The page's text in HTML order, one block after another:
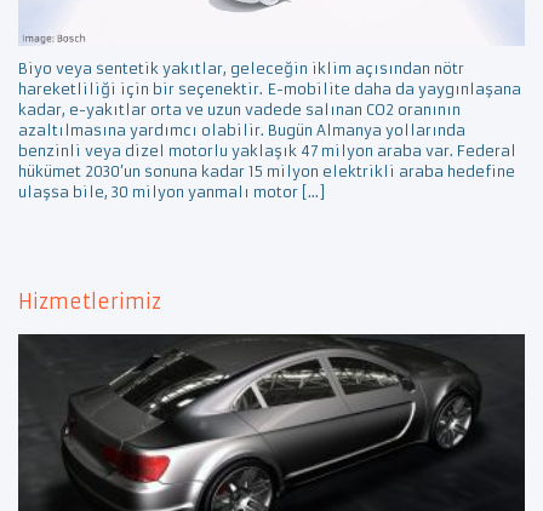
Biyo veya sentetik yakıtlar, geleceğin iklim açısından nötr
hareketliliği için bir seçenektir. E-mobilite daha da yaygınlaşana
kadar, e-yakıtlar orta ve uzun vadede salınan CO2 oranının
azaltılmasına yardımcı olabilir. Bugün Almanya yollarında
benzinli veya dizel motorlu yaklaşık 47 milyon araba var. Federal
hükümet 2030’un sonuna kadar 15 milyon elektrikli araba hedefine
ulaşsa bile, 30 milyon yanmalı motor […]
Hizmetlerimiz